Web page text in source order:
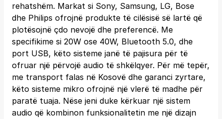
rehatshëm. Markat si Sony, Samsung, LG, Bose
dhe Philips ofrojnë produkte të cilësisë së lartë që
plotësojnë çdo nevojë dhe preferencë. Me
specifikime si 20W ose 40W, Bluetooth 5.0, dhe
port USB, këto sisteme janë të pajisura për të
ofruar një përvojë audio të shkëlqyer. Për më tepër,
me transport falas në Kosovë dhe garanci zyrtare,
këto sisteme mikro ofrojnë një vlerë të madhe për
paratë tuaja. Nëse jeni duke kërkuar një sistem
audio që kombinon funksionalitetin me një dizajn